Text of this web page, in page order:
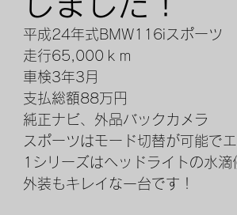
平成24年式BMW116iスポーツ
走行65,000ｋｍ
車検3年3月
支払総額88万円
純正ナビ、外品バックカメラ
スポーツはモード切替が可能で
1シリーズはヘッドライトの水
外装もキレイな一台です！